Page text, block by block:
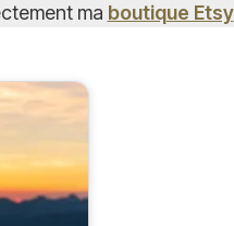
ma boutique Etsy